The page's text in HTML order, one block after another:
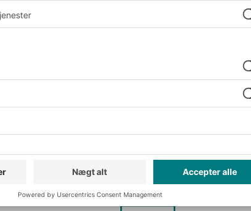
Fleksibilitet
Vores løsningers
dine specifikke behov.